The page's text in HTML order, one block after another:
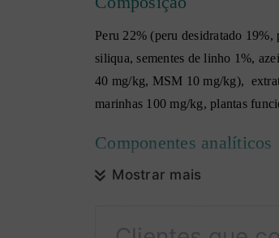
Peru 22% (peru desidratado
siliqua, sementes de linho 1%,
40 mg/kg, MSM 10 mg/kg),
marinhas 100 mg/kg, plantas
Componentes analíticos
Proteína bruta 26%, Gordura
Mostrar mais